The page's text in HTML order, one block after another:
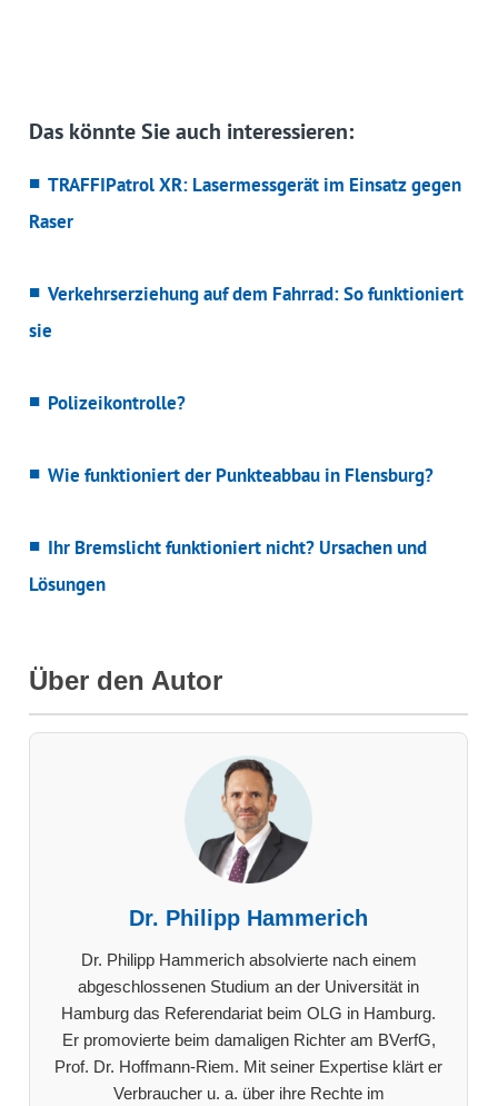
Das könnte Sie auch interessieren:
TRAFFIPatrol XR: Lasermessgerät im Einsatz gegen
Raser
Verkehrserziehung auf dem Fahrrad: So funktioniert
sie
Polizeikontrolle?
Wie funktioniert der Punkteabbau in Flensburg?
Ihr Bremslicht funktioniert nicht? Ursachen und
Lösungen
Über den Autor
Dr. Philipp Hammerich
Dr. Philipp Hammerich absolvierte nach einem
abgeschlossenen Studium an der Universität in
Hamburg das Referendariat beim OLG in Hamburg.
Er promovierte beim damaligen Richter am BVerfG,
Prof. Dr. Hoffmann-Riem. Mit seiner Expertise klärt er
Verbraucher u. a. über ihre Rechte im